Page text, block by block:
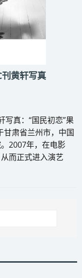
黄轩写真
写真：“国民初恋”果
甘肃省兰州市，中国
2007年，在电影
而正式进入演艺